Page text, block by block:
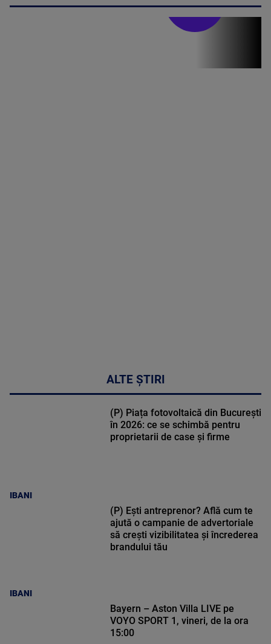
ALTE ȘTIRI
IBANI
(P) Piața fotovoltaică din București
în 2026: ce se schimbă pentru
proprietarii de case și firme
IBANI
(P) Ești antreprenor? Află cum te
ajută o campanie de advertoriale
să crești vizibilitatea și încrederea
brandului tău
Bayern – Aston Villa LIVE pe
VOYO SPORT 1, vineri, de la ora
15:00